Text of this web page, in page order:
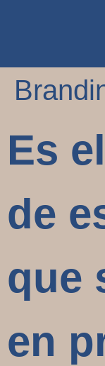
Es
de
que
en